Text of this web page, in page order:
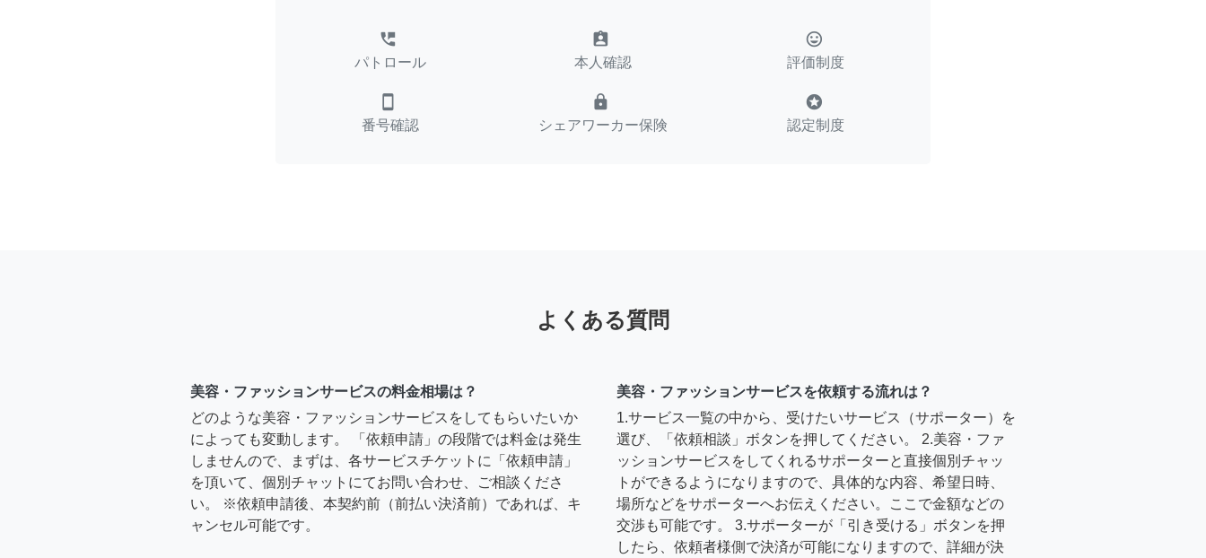
perm_phone_msg
パトロール
assignment_ind
本人確認
tag_faces
評価制度
smartphone
番号確認
lock
シェアワーカー保険
stars
認定制度
よくある質問
美容・ファッションサービスの料金相場は？
どのような美容・ファッションサービスをしてもらいたいか
によっても変動します。 「依頼申請」の段階では料金は発生
しませんので、まずは、各サービスチケットに「依頼申請」
を頂いて、個別チャットにてお問い合わせ、ご相談くださ
い。 ※依頼申請後、本契約前（前払い決済前）であれば、キ
ャンセル可能です。
美容・ファッションサービスを依頼する流れは？
1.サービス一覧の中から、受けたいサービス（サポーター）を
選び、「依頼相談」ボタンを押してください。 2.美容・ファ
ッションサービスをしてくれるサポーターと直接個別チャッ
トができるようになりますので、具体的な内容、希望日時、
場所などをサポーターへお伝えください。ここで金額などの
交渉も可能です。 3.サポーターが「引き受ける」ボタンを押
したら、依頼者様側で決済が可能になりますので、詳細が決